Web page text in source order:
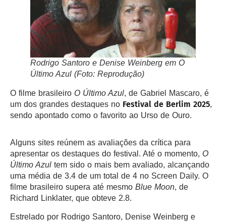
Rodrigo Santoro e Denise Weinberg em O
Último Azul (Foto: Reprodução)
O filme brasileiro O Último Azul, de Gabriel Mascaro, é
um dos grandes destaques no Festival de Berlim 2025,
sendo apontado como o favorito ao Urso de Ouro.
Alguns sites reúnem as avaliações da crítica para
apresentar os destaques do festival. Até o momento, O
Último Azul tem sido o mais bem avaliado, alcançando
uma média de 3.4 de um total de 4 no Screen Daily. O
filme brasileiro supera até mesmo Blue Moon, de
Richard Linklater, que obteve 2.8.
Estrelado por Rodrigo Santoro, Denise Weinberg e